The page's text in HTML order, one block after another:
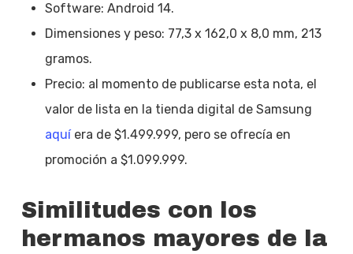
Software: Android 14.
Dimensiones y peso: 77,3 x 162,0 x 8,0 mm, 213
gramos.
Precio: al momento de publicarse esta nota, el
valor de lista en la tienda digital de Samsung
aquíera de $1.499.999, pero se ofrecía en
promoción a $1.099.999.
Similitudes con los
hermanos mayores de la